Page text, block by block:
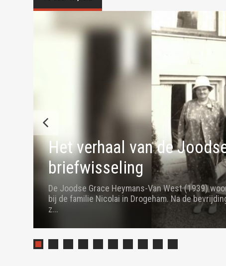
Het verhaal van de
briefwisseling
De Joodse Grace Heymans-Van West (1939)
bij de familie Nicolai in Drogeham. Na de
z...